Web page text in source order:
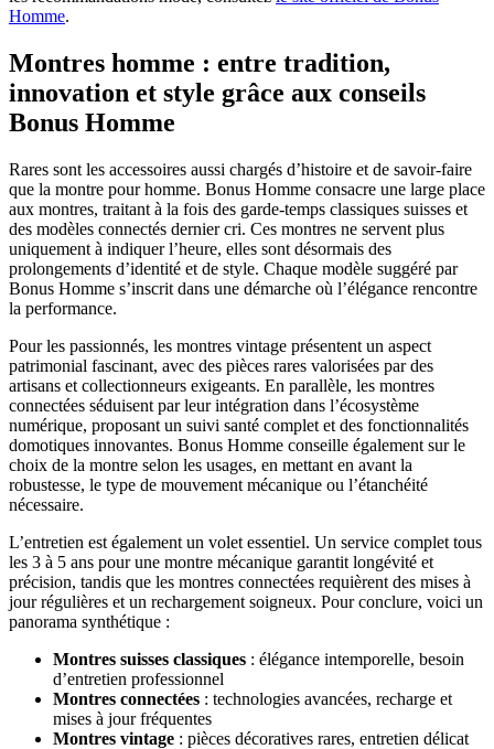
Homme.
Montres homme : entre tradition,
innovation et style grâce aux conseils
Bonus Homme
Rares sont les accessoires aussi chargés d’histoire et de savoir-faire
que la montre pour homme. Bonus Homme consacre une large place
aux montres, traitant à la fois des garde-temps classiques suisses et
des modèles connectés dernier cri. Ces montres ne servent plus
uniquement à indiquer l’heure, elles sont désormais des
prolongements d’identité et de style. Chaque modèle suggéré par
Bonus Homme s’inscrit dans une démarche où l’élégance rencontre
la performance.
Pour les passionnés, les montres vintage présentent un aspect
patrimonial fascinant, avec des pièces rares valorisées par des
artisans et collectionneurs exigeants. En parallèle, les montres
connectées séduisent par leur intégration dans l’écosystème
numérique, proposant un suivi santé complet et des fonctionnalités
domotiques innovantes. Bonus Homme conseille également sur le
choix de la montre selon les usages, en mettant en avant la
robustesse, le type de mouvement mécanique ou l’étanchéité
nécessaire.
L’entretien est également un volet essentiel. Un service complet tous
les 3 à 5 ans pour une montre mécanique garantit longévité et
précision, tandis que les montres connectées requièrent des mises à
jour régulières et un rechargement soigneux. Pour conclure, voici un
panorama synthétique :
Montres suisses classiques : élégance intemporelle, besoin
d’entretien professionnel
Montres connectées : technologies avancées, recharge et
mises à jour fréquentes
Montres vintage : pièces décoratives rares, entretien délicat